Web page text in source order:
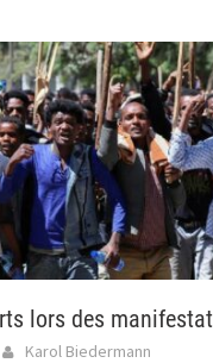
lors des
Karol Biedermann